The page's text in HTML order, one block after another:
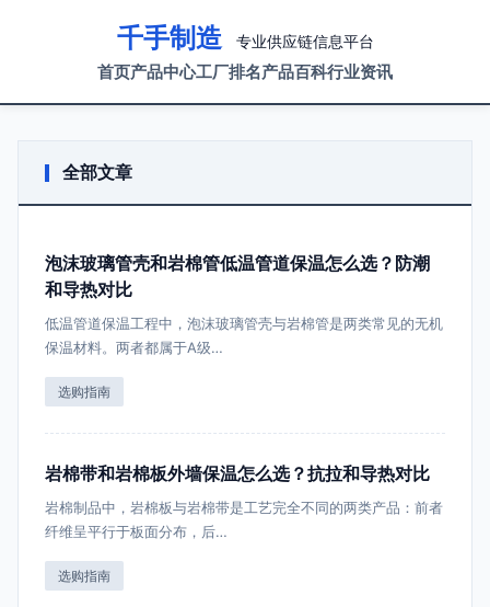
千手制造 专业供应链信息平台
首页产品中心工厂排名产品百科行业资讯
全部文章
泡沫玻璃管壳和岩棉管低温管道保温怎么选？防潮
和导热对比
低温管道保温工程中，泡沫玻璃管壳与岩棉管是两类常见的无机
保温材料。两者都属于A级…
选购指南
岩棉带和岩棉板外墙保温怎么选？抗拉和导热对比
岩棉制品中，岩棉板与岩棉带是工艺完全不同的两类产品：前者
纤维呈平行于板面分布，后…
选购指南